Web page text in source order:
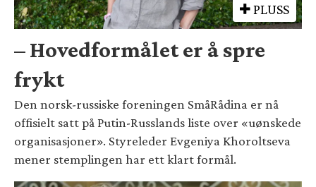
PLUSS
– Hovedformålet er å spre
frykt
Den norsk-russiske foreningen SmåRådina er nå
offisielt satt på Putin-Russlands liste over «uønskede
organisasjoner». Styreleder Evgeniya Khoroltseva
mener stemplingen har ett klart formål.